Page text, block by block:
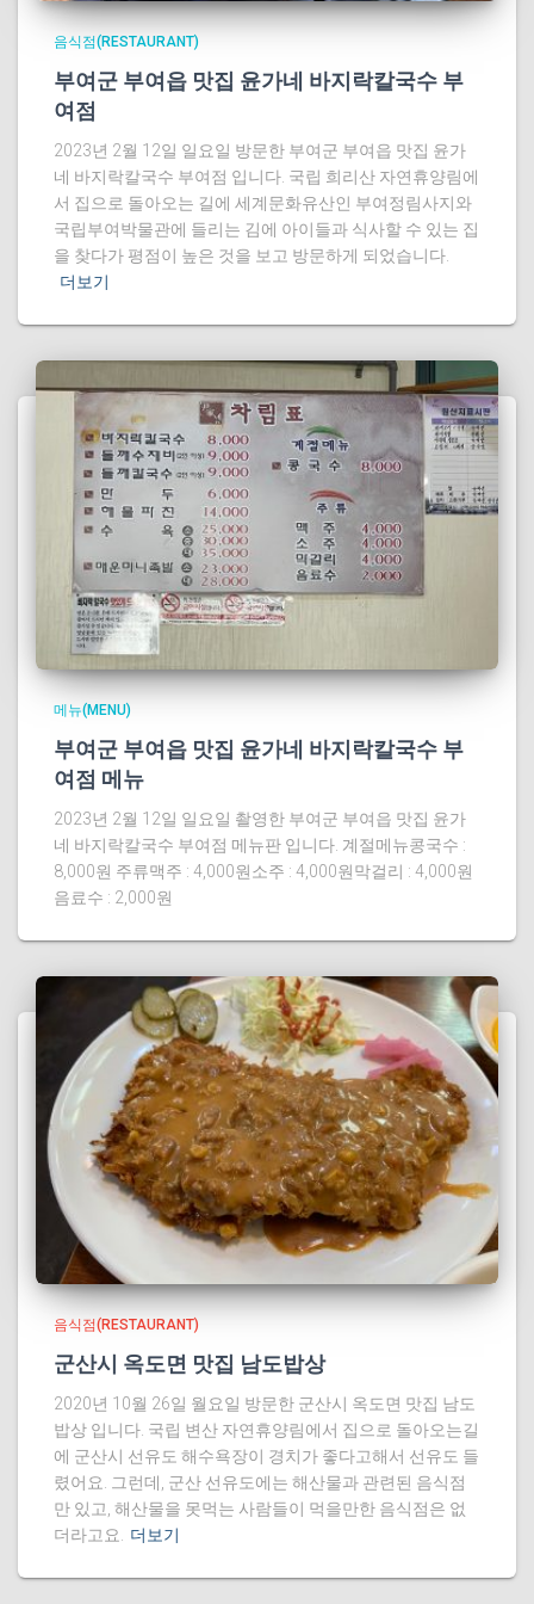
음식점(RESTAURANT)
부여군 부여읍 맛집 윤가네 바지락칼국수 부
여점
2023년 2월 12일 일요일 방문한 부여군 부여읍 맛집 윤가
네 바지락칼국수 부여점 입니다. 국립 희리산 자연휴양림에
서 집으로 돌아오는 길에 세계문화유산인 부여정림사지와
국립부여박물관에 들리는 김에 아이들과 식사할 수 있는 집
을 찾다가 평점이 높은 것을 보고 방문하게 되었습니다.
더보기
메뉴(MENU)
부여군 부여읍 맛집 윤가네 바지락칼국수 부
여점 메뉴
2023년 2월 12일 일요일 촬영한 부여군 부여읍 맛집 윤가
네 바지락칼국수 부여점 메뉴판 입니다. 계절메뉴콩국수 :
8,000원 주류맥주 : 4,000원소주 : 4,000원막걸리 : 4,000원
음료수 : 2,000원
음식점(RESTAURANT)
군산시 옥도면 맛집 남도밥상
2020년 10월 26일 월요일 방문한 군산시 옥도면 맛집 남도
밥상 입니다. 국립 변산 자연휴양림에서 집으로 돌아오는길
에 군산시 선유도 해수욕장이 경치가 좋다고해서 선유도 들
렸어요. 그런데, 군산 선유도에는 해산물과 관련된 음식점
만 있고, 해산물을 못먹는 사람들이 먹을만한 음식점은 없
더라고요. 더보기